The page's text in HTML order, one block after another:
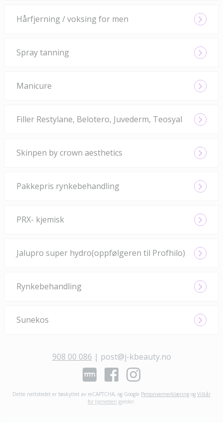
Hårfjerning / voksing for men
Spray tanning
Manicure
Filler Restylane, Belotero, Juvederm, Teosyal
Skinpen by crown aesthetics
Pakkepris rynkebehandling
PRX- kjemisk
Jalupro super hydro(oppfølgeren til Profhilo)
Rynkebehandling
Sunekos
908 00 086 | post@j-kbeauty.no
Dette nettstedet er beskyttet av reCAPTCHA, og Google Personvernerklæring og Vilkår
for tjenesten gjelder.